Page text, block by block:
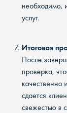
необходимо,
услуг.
Итоговая
После
проверка,
качественно
сдается
свежестью в